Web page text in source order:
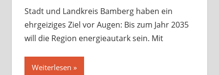
Stadt und Landkreis Bamberg haben ein
ehrgeiziges Ziel vor Augen: Bis zum Jahr 2035
will die Region energieautark sein. Mit
Weiterlesen